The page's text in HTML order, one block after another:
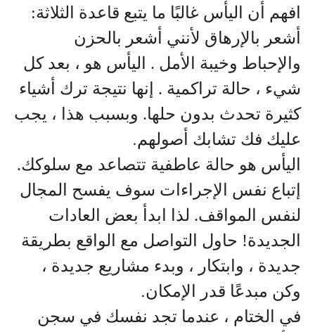
افهم أن اليأس غالبًا ما يتبع قاعدة الثلاثة:
أشعر بالإرهاق لأنني أشعر بالحزن
والإحباط وخيبة الأمل . اليأس هو ، بعد كل
شيء ، حالة تراكمية . إنها نتيجة ترك أشياء
كثيرة تحدث بدون حلها. وبسبب هذا ، يجب
عليك فك تشابك أصولهم.
اليأس هو حالة عاطفية تتصاعد مع سلوكك.
إتباع نفس الإجراءات سوف يفسح المجال
لنفس المواقف. لذا ابدأ بعض العادات
الجديدة! حاول التواصل مع الواقع بطريقة
جديدة ، وابتكار ، وبدء مشاريع جديدة ،
وكن مبدعًا قدر الإمكان.
في الختام ، عندما تجد نفسك في سجن